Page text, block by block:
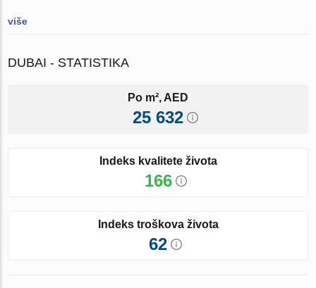
više
DUBAI - STATISTIKA
Po m², AED
25 632
Indeks kvalitete života
166
Indeks troškova života
62